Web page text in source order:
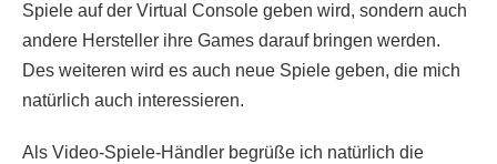
Spiele auf der Virtual Console geben wird, sondern auch
andere Hersteller ihre Games darauf bringen werden.
Des weiteren wird es auch neue Spiele geben, die mich
natürlich auch interessieren.
Als Video-Spiele-Händler begrüße ich natürlich die